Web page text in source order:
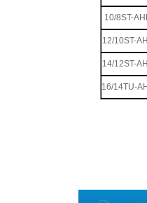
10/8ST-
12/10ST-
14/12ST-
16/14TU-